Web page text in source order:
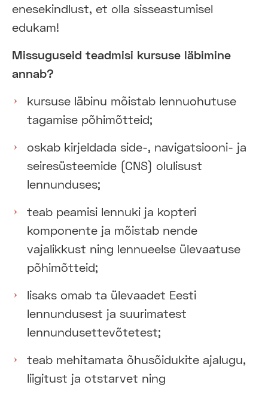
enesekindlust, et olla sisseastumisel
edukam!
Missuguseid teadmisi kursuse läbimine
annab?
kursuse läbinu mõistab lennuohutuse
tagamise põhimõtteid;
oskab kirjeldada side-, navigatsiooni- ja
seiresüsteemide (CNS) olulisust
lennunduses;
teab peamisi lennuki ja kopteri
komponente ja mõistab nende
vajalikkust ning lennueelse ülevaatuse
põhimõtteid;
lisaks omab ta ülevaadet Eesti
lennundusest ja suurimatest
lennundusettevõtetest;
teab mehitamata õhusõidukite ajalugu,
liigitust ja otstarvet ning